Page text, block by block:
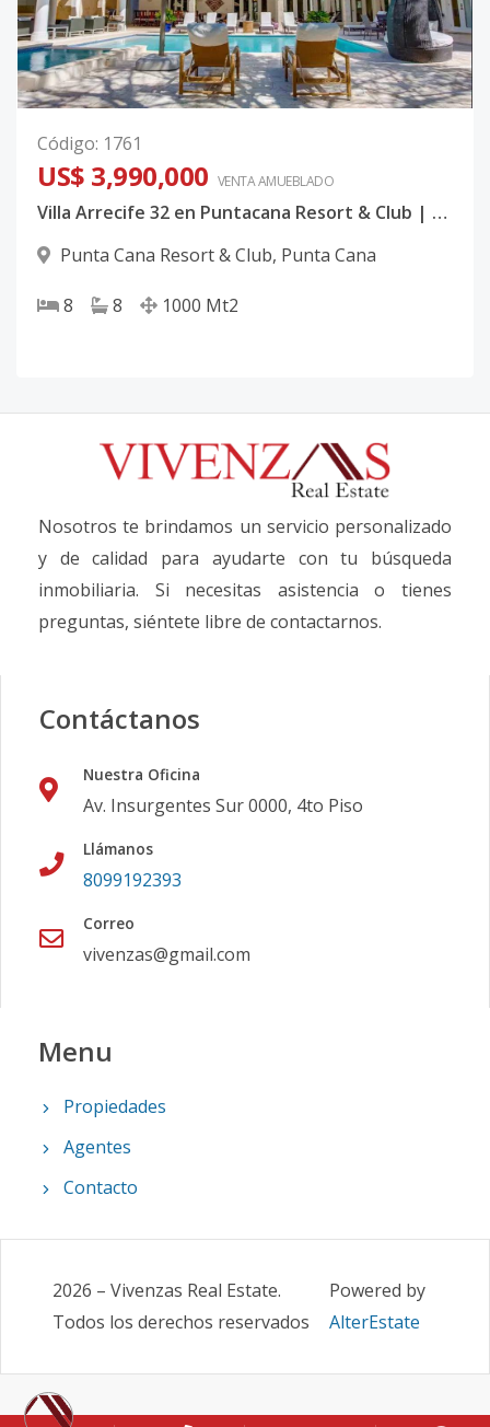
Código: 1761
US$ 3,990,000 VENTA AMUEBLADO
Villa Arrecife 32 en Puntacana Resort & Club | Exclusiva Residencia Colonial de Lujo con 8 Habitaciones y Vista al Golf en Punta Cana
Punta Cana Resort & Club, Punta Cana
8 8 1000 Mt2
Nosotros te brindamos un servicio personalizado
y de calidad para ayudarte con tu búsqueda
inmobiliaria. Si necesitas asistencia o tienes
preguntas, siéntete libre de contactarnos.
Contáctanos
Nuestra Oficina
Av. Insurgentes Sur 0000, 4to Piso
Llámanos
8099192393
Correo
vivenzas@gmail.com
Menu
Propiedades
Agentes
Contacto
2026 – Vivenzas Real Estate.
Todos los derechos reservados
Powered by
AlterEstate